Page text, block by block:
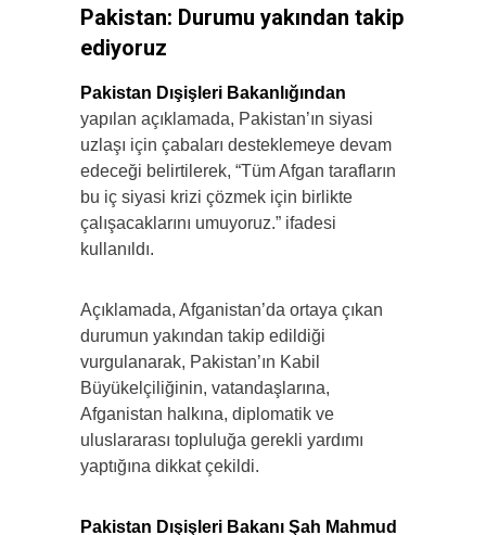
Pakistan: Durumu yakından takip
ediyoruz
Pakistan Dışişleri Bakanlığından
yapılan açıklamada, Pakistan’ın siyasi
uzlaşı için çabaları desteklemeye devam
edeceği belirtilerek, “Tüm Afgan tarafların
bu iç siyasi krizi çözmek için birlikte
çalışacaklarını umuyoruz.” ifadesi
kullanıldı.
Açıklamada, Afganistan’da ortaya çıkan
durumun yakından takip edildiği
vurgulanarak, Pakistan’ın Kabil
Büyükelçiliğinin, vatandaşlarına,
Afganistan halkına, diplomatik ve
uluslararası topluluğa gerekli yardımı
yaptığına dikkat çekildi.
Pakistan Dışişleri Bakanı Şah Mahmud